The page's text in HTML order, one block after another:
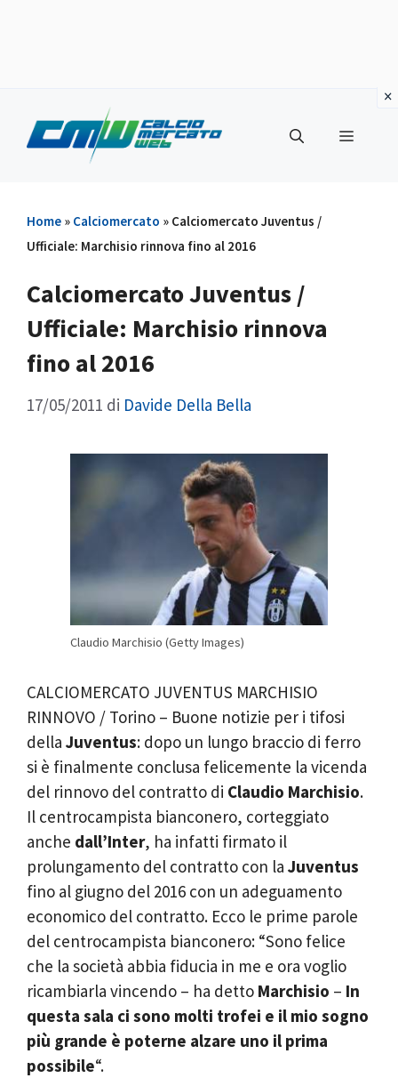
contenuto
Menu
Home » Calciomercato » Calciomercato Juventus /
Ufficiale: Marchisio rinnova fino al 2016
Calciomercato Juventus /
Ufficiale: Marchisio rinnova
fino al 2016
17/05/2011 di Davide Della Bella
Claudio Marchisio (Getty Images)
CALCIOMERCATO JUVENTUS MARCHISIO
RINNOVO / Torino – Buone notizie per i tifosi
della Juventus: dopo un lungo braccio di ferro
si è finalmente conclusa felicemente la vicenda
del rinnovo del contratto di Claudio Marchisio.
Il centrocampista bianconero, corteggiato
anche dall’Inter, ha infatti firmato il
prolungamento del contratto con la Juventus
fino al giugno del 2016 con un adeguamento
economico del contratto. Ecco le prime parole
del centrocampista bianconero: “Sono felice
che la società abbia fiducia in me e ora voglio
ricambiarla vincendo – ha detto Marchisio – In
questa sala ci sono molti trofei e il mio sogno
più grande è poterne alzare uno il prima
possibile“.